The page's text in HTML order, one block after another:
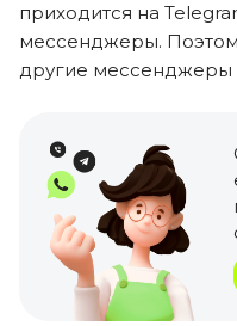
приходится на
мессенджеры.
другие мессенджеры